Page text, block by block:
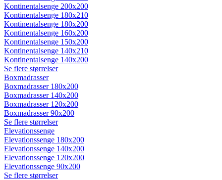
Kontinentalsenge 200x200
Kontinentalsenge 180x210
Kontinentalsenge 180x200
Kontinentalsenge 160x200
Kontinentalsenge 150x200
Kontinentalsenge 140x210
Kontinentalsenge 140x200
Se flere størrelser
Boxmadrasser
Boxmadrasser 180x200
Boxmadrasser 140x200
Boxmadrasser 120x200
Boxmadrasser 90x200
Se flere størrelser
Elevationssenge
Elevationssenge 180x200
Elevationssenge 140x200
Elevationssenge 120x200
Elevationssenge 90x200
Se flere størrelser